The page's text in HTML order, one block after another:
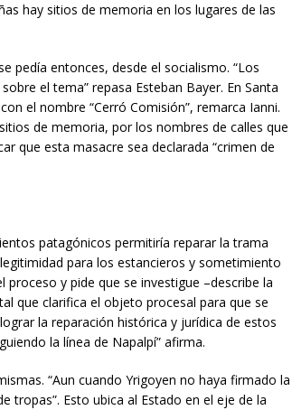
hay sitios de memoria en los lugares de las
pedía entonces, desde el socialismo. “Los
el tema” repasa Esteban Bayer. En Santa
el nombre “Cerró Comisión”, remarca Ianni.
de memoria, por los nombres de calles que
que esta masacre sea declarada “crimen de
patagónicos permitiría reparar la trama
para los estancieros y sometimiento
y pide que se investigue –describe la
que clarifica el objeto procesal para que se
la reparación histórica y jurídica de estos
la línea de Napalpí” afirma.
“Aun cuando Yrigoyen no haya firmado la
tropas”. Esto ubica al Estado en el eje de la